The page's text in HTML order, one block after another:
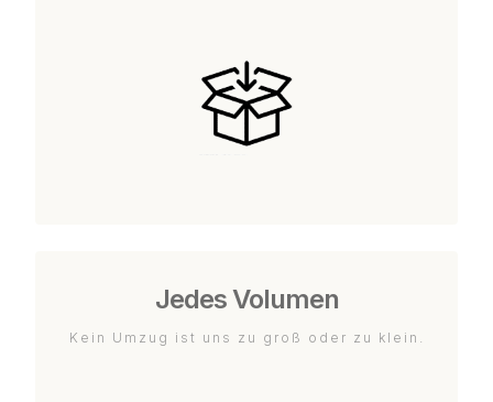
Jedes Volumen
Kein Umzug ist uns zu groß oder zu klein.